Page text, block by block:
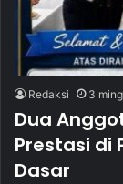
Redaksi 3
Dua
Prestasi di
Dasar